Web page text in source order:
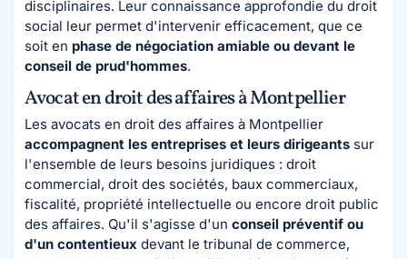
disciplinaires. Leur connaissance approfondie du droit
social leur permet d'intervenir efficacement, que ce
soit en phase de négociation amiable ou devant le
conseil de prud'hommes.
Avocat en droit des affaires à Montpellier
Les avocats en droit des affaires à Montpellier
accompagnent les entreprises et leurs dirigeants sur
l'ensemble de leurs besoins juridiques : droit
commercial, droit des sociétés, baux commerciaux,
fiscalité, propriété intellectuelle ou encore droit public
des affaires. Qu'il s'agisse d'un conseil préventif ou
d'un contentieux devant le tribunal de commerce,